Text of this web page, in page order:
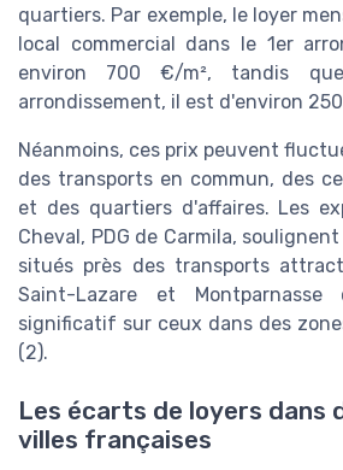
quartiers. Par exemple, le loyer
local commercial dans le 1er
environ 700 €/m², tandis
arrondissement, il est d'environ 250
Néanmoins, ces prix peuvent
des transports en commun, des
et des quartiers d'affaires. Les
Cheval, PDG de Carmila,
situés près des transports
Saint-Lazare et
significatif sur ceux dans des
(2).
Les écarts de loyers dans
villes françaises